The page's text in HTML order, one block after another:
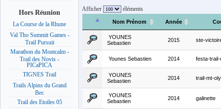
Hors Réunion
La Course de la Rhune
Val Tho Summit Games -
Trail Pursuit
Marathon du Montcalm -
Trail des Novis -
PICaPICA
TIGNES Trail
Trails Alpins du Grand
Bec
Trail des Etoiles 05
Afficher éléments
Nom Prénom Année
YOUNES
Sebastien
2015 ste-
Younes Sebastien 2014 festa-trail-
YOUNES
Sebastien
2014 trail-mt-
YOUNES
Sebastien
2014 galinette